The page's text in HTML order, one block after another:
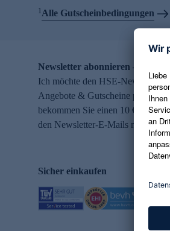
1Alle Gutscheinbedingungen
Newsletter abonnieren – 10 €
Ich möchte den HSE-Newsletter
Angebote & Gutscheine per E-
bekommen Sie einen 10 €
den Newsletter-E-Mails möglich.
Sicher einkaufen